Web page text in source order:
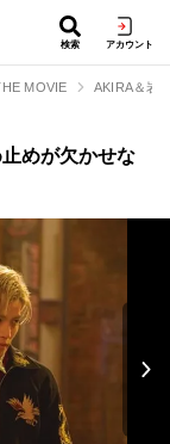
検索 アカウント
MOVIE AKIRA＆岩
めが欠かせな